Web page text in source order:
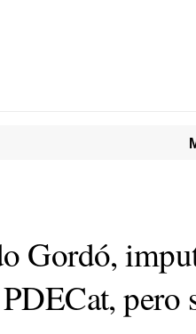
Gordó,
pero